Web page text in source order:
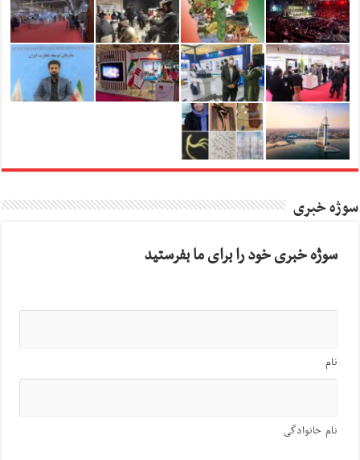
سوژه خبری
سوژه خبری خود را برای ما بفرستید
نام
نام خانوادگی